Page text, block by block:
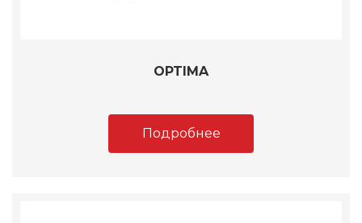
OPTIMA
Подробнее